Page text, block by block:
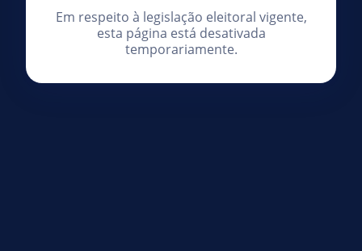
Em respeito à legislação eleitoral vigente,
esta página está desativada
temporariamente.